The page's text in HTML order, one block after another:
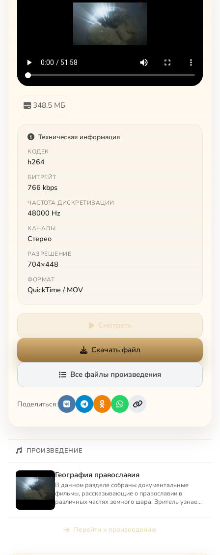
348.5 МБ
Техническая информация
КОДЕК
h264
БИТРЕЙТ
766 kbps
ЧАСТОТА ДИСКРЕТИЗАЦИИ
48000 Hz
КАНАЛЫ
Стерео
РАЗРЕШЕНИЕ
704×448
ФОРМАТ
QuickTime / MOV
Смотреть
Скачать файл
Все файлы произведения
Поделиться:
ПРОИЗВЕДЕНИЕ
География православия
В данном разделе собраны документальные
фильмы, рассказывающие о православии в
различных частях земного шара. Зритель узнает
Перейти к произведению